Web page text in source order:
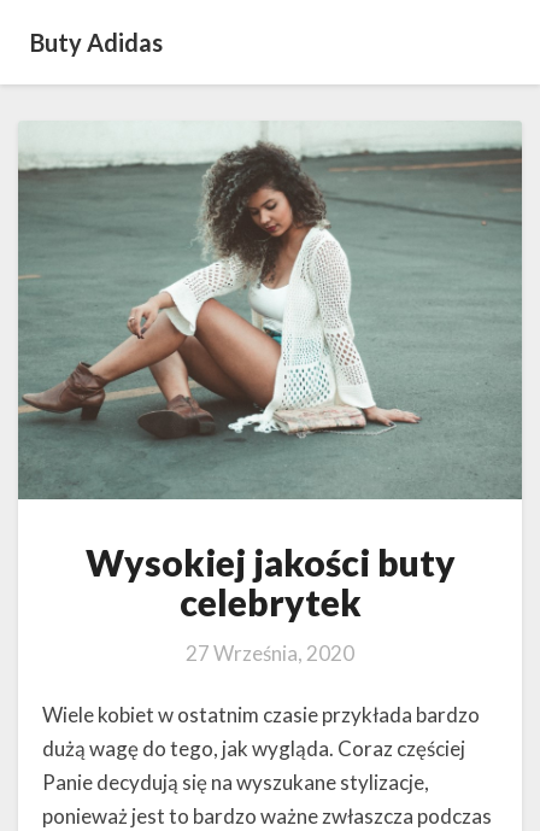
Buty Adidas
Wysokiej
jakości
celebrytek
Wysokiej jakości buty
celebrytek
27 Września, 2020
Wiele kobiet w ostatnim czasie przykłada bardzo
dużą wagę do tego, jak wygląda. Coraz częściej
Panie decydują się na wyszukane stylizacje,
ponieważ jest to bardzo ważne zwłaszcza podczas